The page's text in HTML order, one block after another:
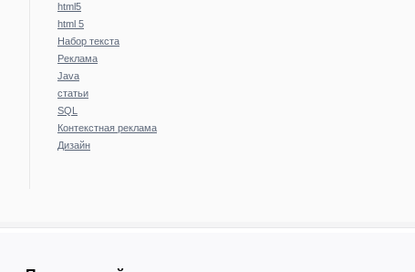
html5
html 5
Набор текста
Реклама
Java
статьи
SQL
Контекстная реклама
Дизайн